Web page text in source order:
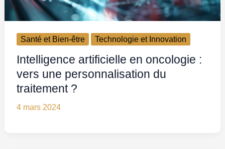
Santé et Bien-être Technologie et Innovation
Intelligence artificielle en oncologie :
vers une personnalisation du
traitement ?
4 mars 2024